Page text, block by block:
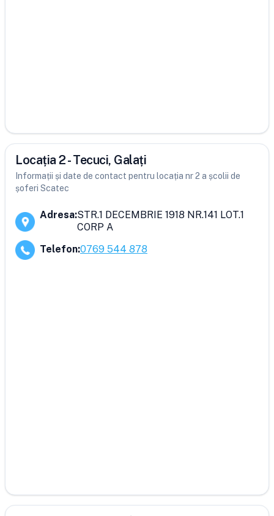
Locația 2 - Tecuci, Galați
Informații și date de contact pentru locația nr 2 a școlii de
șoferi Scatec
Adresa:STR.1 DECEMBRIE 1918 NR.141 LOT.1
CORP A
Telefon:0769 544 878